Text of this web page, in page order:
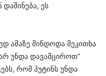
დაშინება, ეს
ამაზე მინდოდა მეკითხა
უნდა დავამციროთ“
რომ პუტინს უნდა